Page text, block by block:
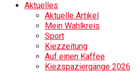
Aktuelles
Aktuelle Artikel
Mein Wahlkreis
Sport
Kiezzeitung
Auf einen Kaffee
Kiezspaziergänge 2026